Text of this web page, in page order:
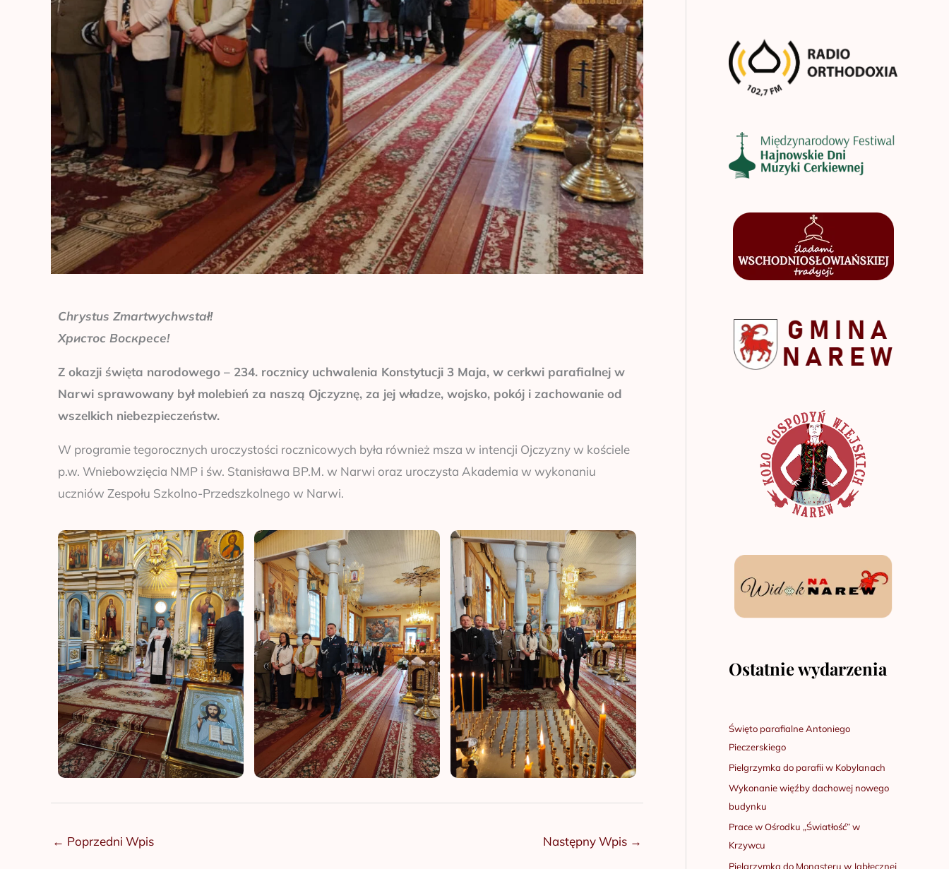
Chrystus Zmartwychwstał!
Христос Воскресе!
Z okazji święta narodowego – 234. rocznicy uchwalenia Konstytucji 3 Maja, w cerkwi parafialnej w
Narwi sprawowany był molebień za naszą Ojczyznę, za jej władze, wojsko, pokój i zachowanie od
wszelkich niebezpieczeństw.
W programie tegorocznych uroczystości rocznicowych była również msza w intencji Ojczyzny w kościele
p.w. Wniebowzięcia NMP i św. Stanisława BP.M. w Narwi oraz uroczysta Akademia w wykonaniu
uczniów Zespołu Szkolno-Przedszkolnego w Narwi.
← Poprzedni Wpis Następny Wpis →
Ostatnie wydarzenia
Święto parafialne Antoniego
Pieczerskiego
Pielgrzymka do parafii w Kobylanach
Wykonanie więźby dachowej nowego
budynku
Prace w Ośrodku „Światłość” w
Krzywcu
Pielgrzymka do Monasteru w Jabłecznej